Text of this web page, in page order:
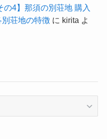
の4】那須の別荘地 購入
荘地の特徴に kirita よ